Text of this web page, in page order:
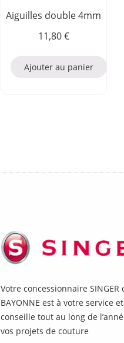
Aiguilles double 4mm
11,80€
Ajouter au panier
Votre concessionnaire SINGER
BAYONNE est à votre service
conseille tout au long de
vos projets de couture